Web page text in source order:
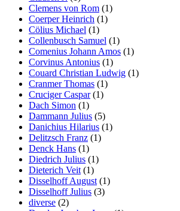
Clemens von Rom (1)
Coerper Heinrich (1)
Cölius Michael (1)
Collenbusch Samuel (1)
Comenius Johann Amos (1)
Corvinus Antonius (1)
Couard Christian Ludwig (1)
Cranmer Thomas (1)
Cruciger Caspar(1)
Dach Simon (1)
Dammann Julius (5)
Danichius Hilarius (1)
Delitzsch Franz (1)
Denck Hans (1)
Diedrich Julius (1)
Dieterich Veit (1)
Disselhoff August (1)
Disselhoff Julius (3)
diverse (2)